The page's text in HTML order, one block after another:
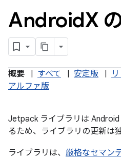
AndroidX
概要 すべて 安定版
アルファ版
Jetpack ライブラリは
るため、ライブラリの更新は
ライブラリは、 厳格なセマン